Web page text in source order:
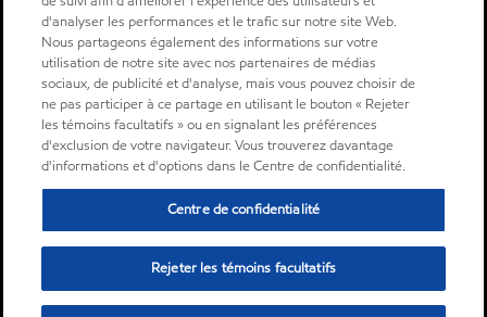
d'analyser les performances et le trafic sur notre site Web.
Nous partageons également des informations sur votre
utilisation de notre site avec nos partenaires de médias
sociaux, de publicité et d'analyse, mais vous pouvez choisir de
ne pas participer à ce partage en utilisant le bouton « Rejeter
les témoins facultatifs » ou en signalant les préférences
d'exclusion de votre navigateur. Vous trouverez davantage
d'informations et d'options dans le Centre de confidentialité.
Centre de confidentialité
Rejeter les témoins facultatifs